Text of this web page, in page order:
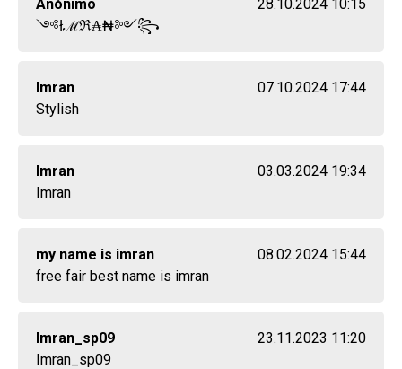
Anónimo
28.10.2024 10:15
༺łℳℜ₳₦༻꧂
Imran
07.10.2024 17:44
Stylish
Imran
03.03.2024 19:34
Imran
my name is imran
08.02.2024 15:44
free fair best name is imran
Imran_sp09
23.11.2023 11:20
Imran_sp09